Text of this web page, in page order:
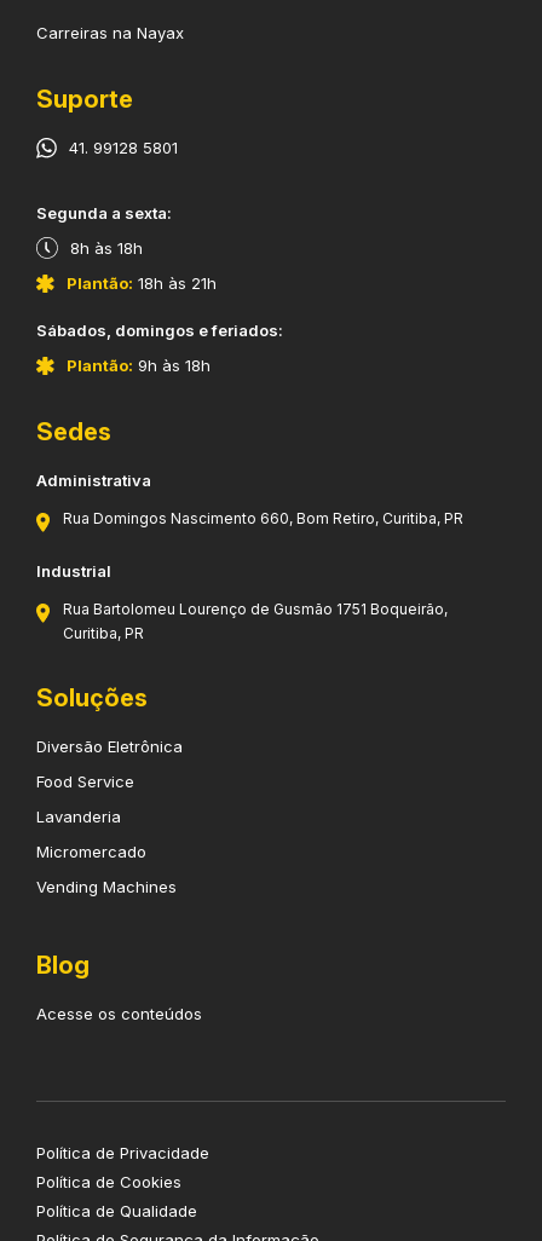
Carreiras na Nayax
Suporte
41. 99128 5801
​Segunda a sexta:
8h às 18h
Plantão: 18h às 21h
​Sábados, domingos e feriados:
Plantão: 9h às 18h
Sedes
Administrativa
Rua Domingos Nascimento 660, Bom Retiro, Curitiba, PR
Industrial
Rua Bartolomeu Lourenço de Gusmão 1751 Boqueirão,
Curitiba, PR
Soluções
Diversão Eletrônica
Food Service
Lavanderia
Micromercado
Vending Machines
Blog
Acesse os conteúdos
Política de Privacidade
Política de Cookies
Política de Qualidade